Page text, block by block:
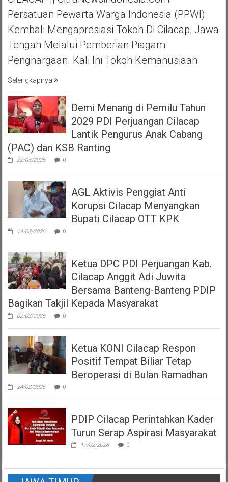
Persatuan Pewarta Warga Indonesia (PPWI)
Kembali Mengapresiasi Tokoh Di Cilacap, Jawa
Tengah Melalui Pemberian Piagam
Penghargaan. Kali Ini Tokoh Kemanusiaan
Selengkapnya
Demi Menang di Pemilu Tahun
2029 PDI Perjuangan Cilacap
Lantik Pengurus Anak Cabang
(PAC) dan KSB Ranting
22/05/2026 0
AGL Aktivis Penggiat Anti
Korupsi Cilacap Menyangkan
Bupati Cilacap OTT KPK
14/03/2026 0
Ketua DPC PDI Perjuangan Kab.
Cilacap Anggit Adi Juwita
Bersama Banteng-Banteng PDIP
Bagikan Takjil Kepada Masyarakat
02/03/2026 0
Ketua KONI Cilacap Respon
Positif Tempat Biliar Tetap
Beroperasi di Bulan Ramadhan
24/02/2026 0
PDIP Cilacap Perintahkan Kader
Turun Serap Aspirasi Masyarakat
17/02/2026 0